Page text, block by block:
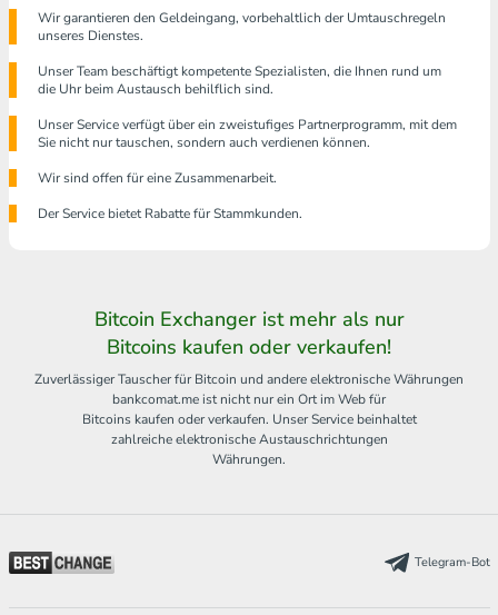
Wir garantieren den Geldeingang, vorbehaltlich der Umtauschregeln
unseres Dienstes.
Unser Team beschäftigt kompetente Spezialisten, die Ihnen rund um
die Uhr beim Austausch behilflich sind.
Unser Service verfügt über ein zweistufiges Partnerprogramm, mit dem
Sie nicht nur tauschen, sondern auch verdienen können.
Wir sind offen für eine Zusammenarbeit.
Der Service bietet Rabatte für Stammkunden.
Bitcoin Exchanger ist mehr als nur
Bitcoins kaufen oder verkaufen!
Zuverlässiger Tauscher für Bitcoin und andere elektronische Währungen
bankcomat.me ist nicht nur ein Ort im Web für
Bitcoins kaufen oder verkaufen. Unser Service beinhaltet
zahlreiche elektronische Austauschrichtungen
Währungen.
Telegram-Bot